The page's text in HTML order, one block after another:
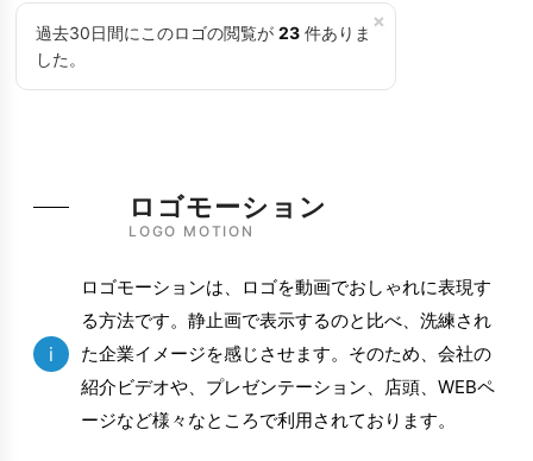
×
過去30日間にこのロゴの閲覧が 23 件ありま
した。
LOGO MOTION
ロゴモーション
i
ロゴモーションは、ロゴを動画でおしゃれに表現す
る方法です。静止画で表示するのと比べ、洗練され
た企業イメージを感じさせます。そのため、会社の
紹介ビデオや、プレゼンテーション、店頭、WEBペ
ージなど様々なところで利用されております。